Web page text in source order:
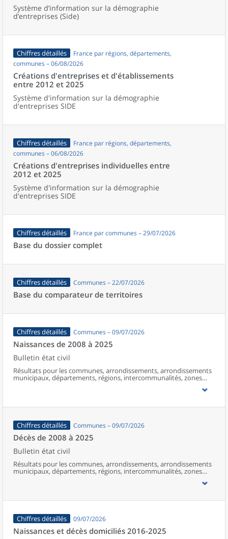
Système d’information sur la démographie
d’entreprises (Side)
Chiffres détaillés
France par régions, départements,
communes – 06/08/2026
Créations d'entreprises et d'établissements
entre 2012 et 2025
Système d'information sur la démographie
d'entreprises SIDE
Chiffres détaillés
France par régions, départements,
communes – 06/08/2026
Créations d'entreprises individuelles entre
2012 et 2025
Système d'information sur la démographie
d'entreprises SIDE
Chiffres détaillés France par communes – 29/07/2026
Base du dossier complet
Chiffres détaillés Communes – 22/07/2026
Base du comparateur de territoires
Chiffres détaillés Communes – 09/07/2026
Naissances de 2008 à 2025
Bulletin état civil
Résultats pour les communes, arrondissements, arrondissements
municipaux, départements, régions, intercommunalités, zones
d’emploi, bassins de vie, unités urbaines et aires d’attraction des
Chiffres détaillés Communes – 09/07/2026
Décès de 2008 à 2025
Bulletin état civil
Résultats pour les communes, arrondissements, arrondissements
municipaux, départements, régions, intercommunalités, zones
d’emploi, bassins de vie, unités urbaines et aires d’attraction des
Chiffres détaillés 09/07/2026
Naissances et décès domiciliés 2016-2025